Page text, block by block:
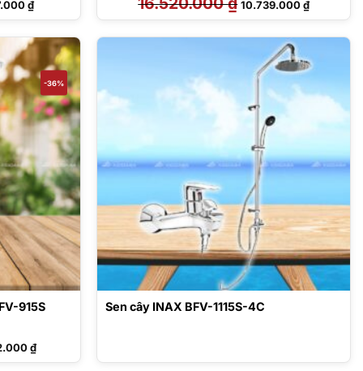
₫hiện
tại
7.547.000 ₫.
gốc
là:
10.739.000₫hiện
tại
-36%
915S
₫Giá
hiện
tại
Sen cây INAX BFV-1115S-4C